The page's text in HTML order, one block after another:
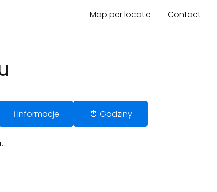
Map per locatie Contact
ℹ️ Informacje ⏰ Godziny